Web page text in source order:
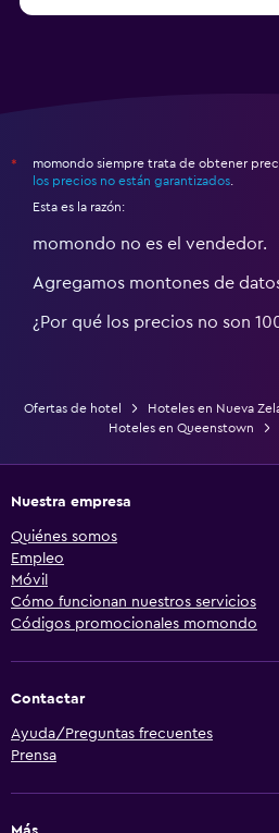
*
momondo siempre trata de obtener
los precios no están garantizados
Esta es la razón:
momondo no es el vendedor.
Agregamos montones de
¿Por qué los precios no son
Ofertas de hotel Hoteles en Nueva
Hoteles en Queenstown
Nuestra empresa
Quiénes somos
Empleo
Móvil
Cómo funcionan nuestros servicios
Códigos promocionales momondo
Contactar
Ayuda/Preguntas frecuentes
Prensa